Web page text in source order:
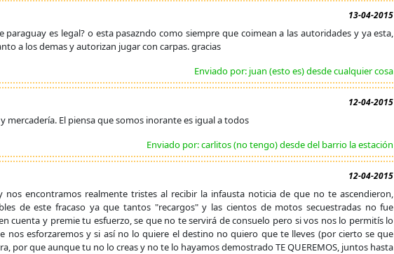
13-04-2015
es legal? o esta pasazndo como siempre que coimean a las autoridades y ya esta,
a los demas y autorizan jugar con carpas. gracias
Enviado por: juan (esto es) desde cualquier cosa
12-04-2015
mercadería. El piensa que somos inorante es igual a todos
Enviado por: carlitos (no tengo) desde del barrio la estación
12-04-2015
nos encontramos realmente tristes al recibir la infausta noticia de que no te ascendieron,
de este fracaso ya que tantos "recargos" y las cientos de motos secuestradas no fue
cuenta y premie tu esfuerzo, se que no te servirá de consuelo pero si vos nos lo permitís lo
esforzaremos y si así no lo quiere el destino no quiero que te lleves (por cierto se que
por que aunque tu no lo creas y no te lo hayamos demostrado TE QUEREMOS, juntos hasta